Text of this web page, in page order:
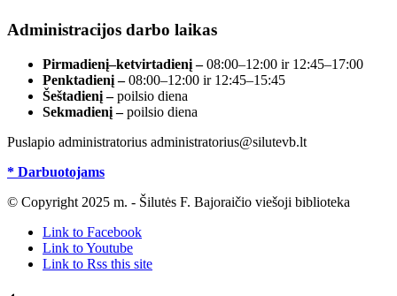
Administracijos darbo laikas
Pirmadienį–ketvirtadienį –08:00–12:00 ir 12:45–17:00
Penktadienį –08:00–12:00 ir 12:45–15:45
Šeštadienį –poilsio diena
Sekmadienį –poilsio diena
Puslapio administratorius administratorius@silutevb.lt
* Darbuotojams
© Copyright 2025 m. - Šilutės F. Bajoraičio viešoji biblioteka
Link to Facebook
Link to Youtube
Link to Rss this site